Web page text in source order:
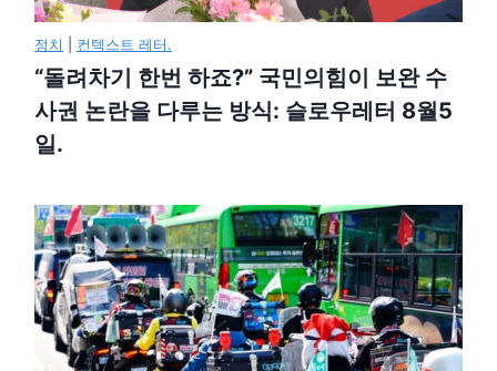
정치 컨텍스트 레터.
“돌려차기 한번 하죠?” 국민의힘이 보완 수
사권 논란을 다루는 방식: 슬로우레터 8월5
일.